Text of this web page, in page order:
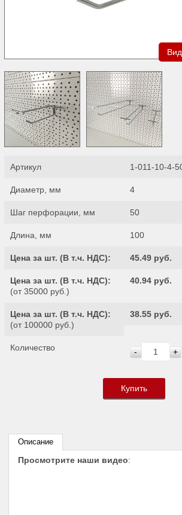
Артикул 1-011-10-4-
Диаметр, мм 4
Шаг перфорации, мм 50
Длина, мм 100
Цена за шт. (В т.ч. НДС): 45.49 руб.
Цена за шт. (В т.ч. НДС):
(от 35000 руб.)
40.94 руб.
Цена за шт. (В т.ч. НДС):
(от 100000 руб.)
38.55 руб.
Количество - +
Купить
Описание
Просмотрите наши видео: